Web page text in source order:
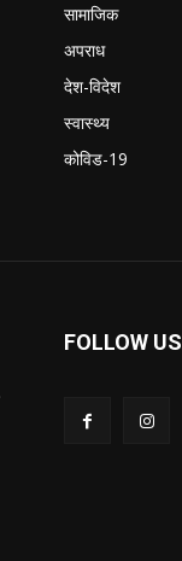
सामाजिक
अपराध
देश-विदेश
स्वास्थ्य
कोविड-19
FOLLOW US